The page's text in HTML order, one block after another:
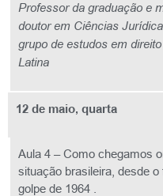
Professor da graduação e
doutor em Ciências
grupo de estudos em
Latina
12 de maio, quarta
Aula 4 – Como chegamos
situação brasileira, desde
golpe de 1964 .